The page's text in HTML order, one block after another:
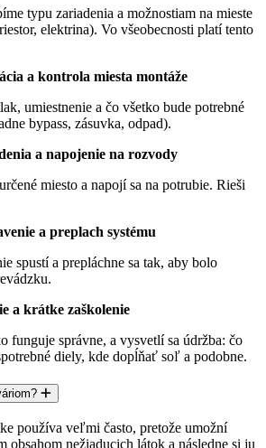
typu zariadenia a možnostiam na mieste
elektrina). Vo všeobecnosti platí tento
a kontrola miesta montáže
umiestnenie a čo všetko bude potrebné
bypass, zásuvka, odpad).
a napojenie na rozvody
miesto a napojí sa na potrubie. Rieši
a preplach systému
spustí a prepláchne sa tak, aby bolo
a krátke zaškolenie
funguje správne, a vysvetlí sa údržba: čo
diely, kde dopĺňať soľ a podobne.
používa veľmi často, pretože umožní
nežiaducich látok a následne si ju